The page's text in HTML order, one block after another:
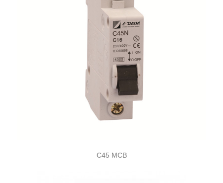
C45 MCB